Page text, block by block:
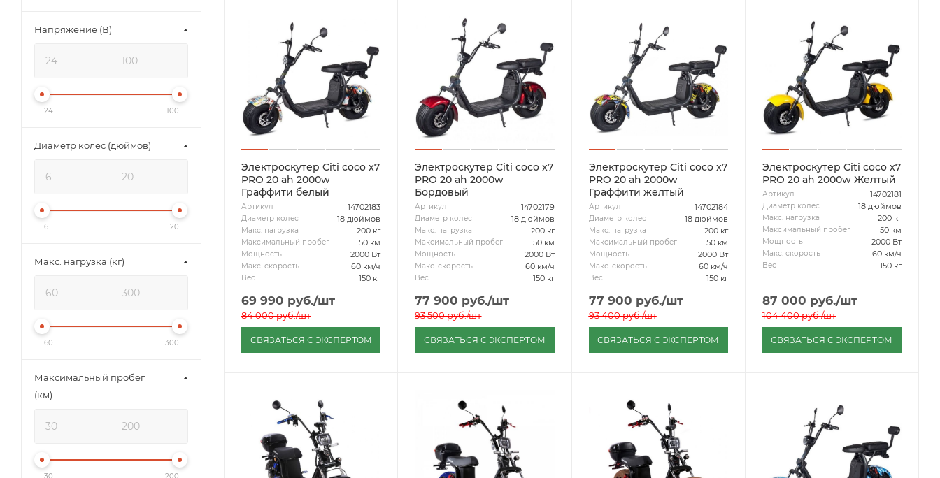
Электроскутер Citi coco x7
PRO 20 ah 2000w
Граффити белый
Артикул 14702183
Диаметр колес 18 дюймов
Макс. нагрузка 200 кг
Максимальный пробег 50 км
Мощность 2000 Вт
Макс. скорость 60 км/ч
Вес 150 кг
69 990 руб./шт
84 000руб./шт
СВЯЗАТЬСЯ С ЭКСПЕРТОМ
Электроскутер Citi coco x7
PRO 20 ah 2000w
Бордовый
Артикул 14702179
Диаметр колес 18 дюймов
Макс. нагрузка 200 кг
Максимальный пробег 50 км
Мощность 2000 Вт
Макс. скорость 60 км/ч
Вес 150 кг
77 900 руб./шт
93 500руб./шт
СВЯЗАТЬСЯ С ЭКСПЕРТОМ
Электроскутер Citi coco x7
PRO 20 ah 2000w
Граффити желтый
Артикул 14702184
Диаметр колес 18 дюймов
Макс. нагрузка 200 кг
Максимальный пробег 50 км
Мощность 2000 Вт
Макс. скорость 60 км/ч
Вес 150 кг
77 900 руб./шт
93 400руб./шт
СВЯЗАТЬСЯ С ЭКСПЕРТОМ
Электроскутер Citi coco x7
PRO 20 ah 2000w Желтый
Артикул 14702181
Диаметр колес 18 дюймов
Макс. нагрузка 200 кг
Максимальный пробег 50 км
Мощность 2000 Вт
Макс. скорость 60 км/ч
Вес 150 кг
87 000 руб./шт
104 400руб./шт
СВЯЗАТЬСЯ С ЭКСПЕРТОМ
Напряжение (В)
24 100
Диаметр колес (дюймов)
6 20
Макс. нагрузка (кг)
60 300
Максимальный пробег
(км)